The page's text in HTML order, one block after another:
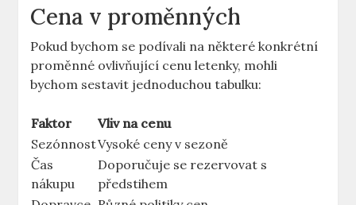
Cena v proměnných
Pokud bychom se podívali na některé konkrétní
proměnné ovlivňující cenu letenky, mohli
bychom sestavit jednoduchou tabulku:
Faktor
Vliv na cenu
SezónnostVysoké ceny v sezoně
Čas
nákupu
Doporučuje se rezervovat s
předstihem